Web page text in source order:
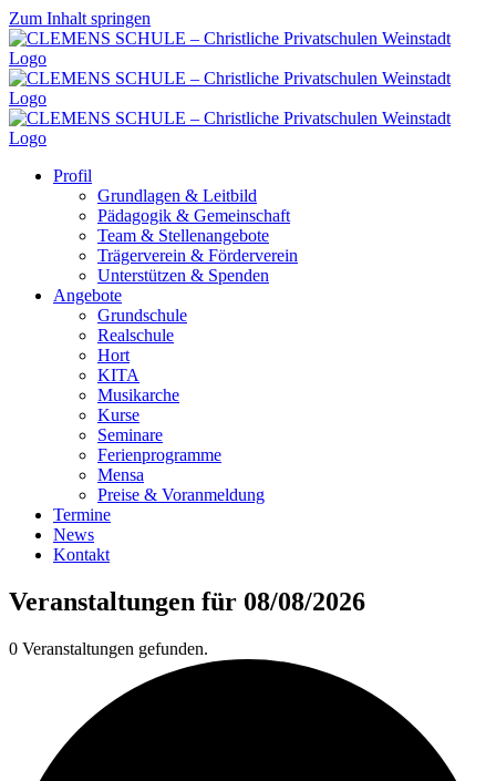
Zum Inhalt springen
Profil
Grundlagen & Leitbild
Pädagogik & Gemeinschaft
Team & Stellenangebote
Trägerverein & Förderverein
Unterstützen & Spenden
Angebote
Grundschule
Realschule
Hort
KITA
Musikarche
Kurse
Seminare
Ferienprogramme
Mensa
Preise & Voranmeldung
Termine
News
Kontakt
Veranstaltungen für 08/08/2026
0 Veranstaltungen gefunden.